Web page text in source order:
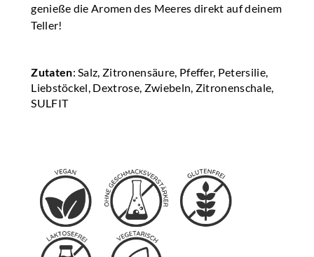
genieße die Aromen des Meeres direkt auf deinem
Teller!
Zutaten: Salz, Zitronensäure, Pfeffer, Petersilie,
Liebstöckel, Dextrose, Zwiebeln, Zitronenschale,
SULFIT